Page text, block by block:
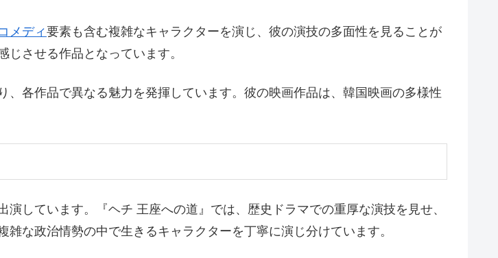
メディ要素も含む複雑なキャラクターを演じ、彼の演技の多面性を見ることが
させる作品となっています。
各作品で異なる魅力を発揮しています。彼の映画作品は、韓国映画の多様性
しています。『ヘチ 王座への道』では、歴史ドラマでの重厚な演技を見せ、
な政治情勢の中で生きるキャラクターを丁寧に演じ分けています。